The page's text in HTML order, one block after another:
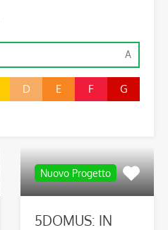
A
D E F G
Nuovo Progetto
5DOMUS: IN